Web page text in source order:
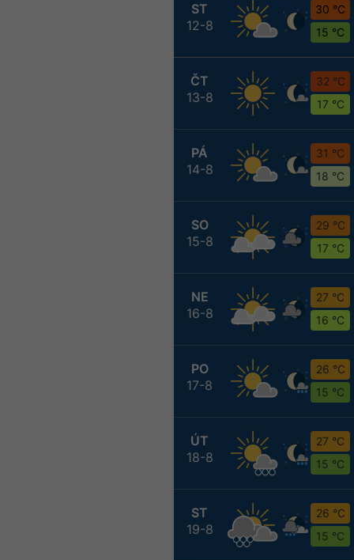
ST
12-8
30 °C
15 °C
ČT
13-8
32 °C
17 °C
PÁ
14-8
31 °C
18 °C
SO
15-8
29 °C
17 °C
NE
16-8
27 °C
16 °C
PO
17-8
26 °C
15 °C
ÚT
18-8
27 °C
15 °C
ST
19-8
26 °C
15 °C